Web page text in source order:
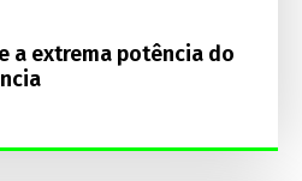
a extrema potência do